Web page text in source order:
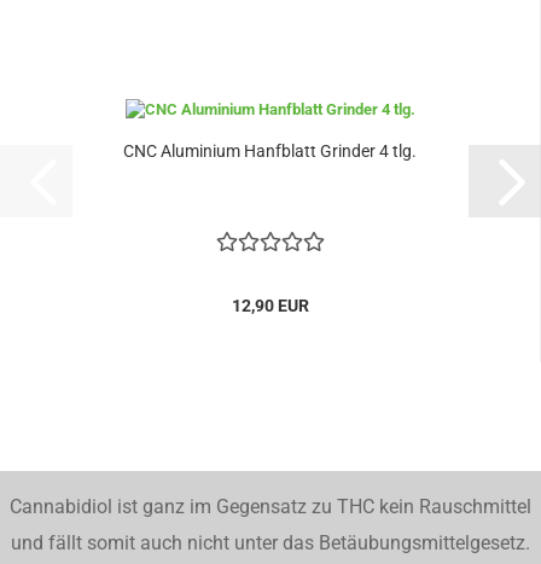
CNC Aluminium Hanfblatt Grinder 4 tlg.
12,90 EUR
Cannabidiol ist ganz im Gegensatz zu THC kein Rauschmittel
und fällt somit auch nicht unter das Betäubungsmittelgesetz.